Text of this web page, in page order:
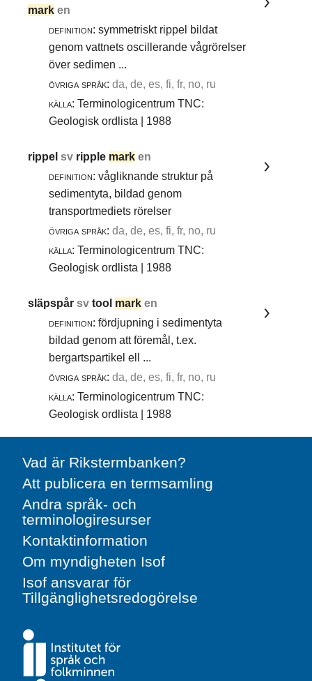
mark en
definition: symmetriskt rippel bildat
genom vattnets oscillerande vågrörelser
över sedimen ...
övriga språk: da, de, es, fi, fr, no, ru
källa: Terminologicentrum TNC:
Geologisk ordlista | 1988
rippelsv ripple mark en
definition: vågliknande struktur på
sedimentyta, bildad genom
transportmediets rörelser
övriga språk: da, de, es, fi, fr, no, ru
källa: Terminologicentrum TNC:
Geologisk ordlista | 1988
släpspårsvtool mark en
definition: fördjupning i sedimentyta
bildad genom att föremål, t.ex.
bergartspartikel ell ...
övriga språk: da, de, es, fi, fr, no, ru
källa: Terminologicentrum TNC:
Geologisk ordlista | 1988
Vad är Rikstermbanken?
Att publicera en termsamling
Andra språk- och
terminologiresurser
Kontaktinformation
Om myndigheten Isof
Isof ansvarar för
Tillgänglighetsredogörelse